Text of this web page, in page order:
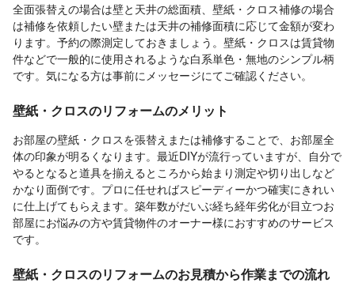
全面張替えの場合は壁と天井の総面積、壁紙・クロス補修の場合
は補修を依頼したい壁または天井の補修面積に応じて金額が変わ
ります。予約の際測定しておきましょう。壁紙・クロスは賃貸物
件などで一般的に使用されるような白系単色・無地のシンプル柄
です。気になる方は事前にメッセージにてご確認ください。
壁紙・クロスのリフォームのメリット
お部屋の壁紙・クロスを張替えまたは補修することで、お部屋全
体の印象が明るくなります。最近DIYが流行っていますが、自分で
やるとなると道具を揃えるところから始まり測定や切り出しなど
かなり面倒です。プロに任せればスピーディーかつ確実にきれい
に仕上げてもらえます。築年数がだいぶ経ち経年劣化が目立つお
部屋にお悩みの方や賃貸物件のオーナー様におすすめのサービス
です。
壁紙・クロスのリフォームのお見積から作業までの流れ